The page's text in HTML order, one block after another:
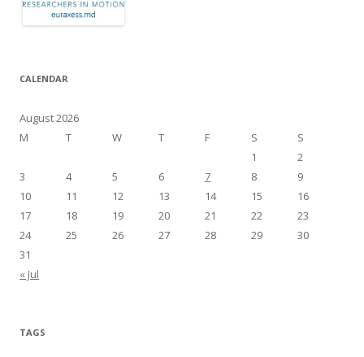
CALENDAR
August 2026
M
T W T F S S
« Jul
1
2
3
4 5 6 7 8
9
10
11 12 13 14 15
16
17
18 19 20 21 22
23
24
25 26 27 28 29
30
31
TAGS